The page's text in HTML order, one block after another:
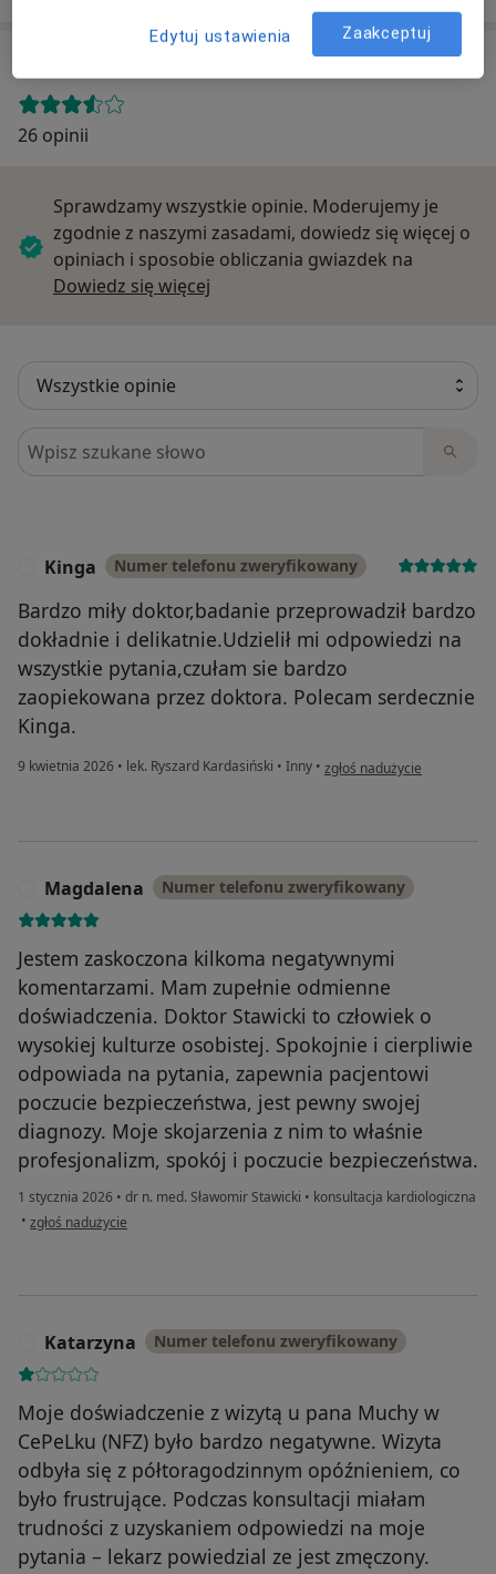
26 opinii
Sprawdzamy wszystkie opinie. Moderujemy je
zgodnie z naszymi zasadami, dowiedz się więcej o
opiniach i sposobie obliczania gwiazdek na
Dowiedz się więcej
Szukaj w opiniach
Kinga Numer telefonu zweryfikowany
Bardzo miły doktor,badanie przeprowadził bardzo
dokładnie i delikatnie.Udzielił mi odpowiedzi na
wszystkie pytania,czułam sie bardzo
zaopiekowana przez doktora. Polecam serdecznie
Kinga.
9 kwietnia 2026 • lek. Ryszard Kardasiński • Inny • w opinii użytkownika Kinga
zgłoś nadużycie
Magdalena Numer telefonu zweryfikowany
Jestem zaskoczona kilkoma negatywnymi
komentarzami. Mam zupełnie odmienne
doświadczenia. Doktor Stawicki to człowiek o
wysokiej kulturze osobistej. Spokojnie i cierpliwie
odpowiada na pytania, zapewnia pacjentowi
poczucie bezpieczeństwa, jest pewny swojej
diagnozy. Moje skojarzenia z nim to właśnie
profesjonalizm, spokój i poczucie bezpieczeństwa.
1 stycznia 2026 • dr n. med. Sławomir Stawicki • konsultacja kardiologiczna
• w opinii użytkownika Magdalena
zgłoś nadużycie
Katarzyna Numer telefonu zweryfikowany
Moje doświadczenie z wizytą u pana Muchy w
CePeLku (NFZ) było bardzo negatywne. Wizyta
odbyła się z półtoragodzinnym opóźnieniem, co
było frustrujące. Podczas konsultacji miałam
trudności z uzyskaniem odpowiedzi na moje
pytania – lekarz powiedzial ze jest zmęczony.
Edytuj ustawienia Zaakceptuj